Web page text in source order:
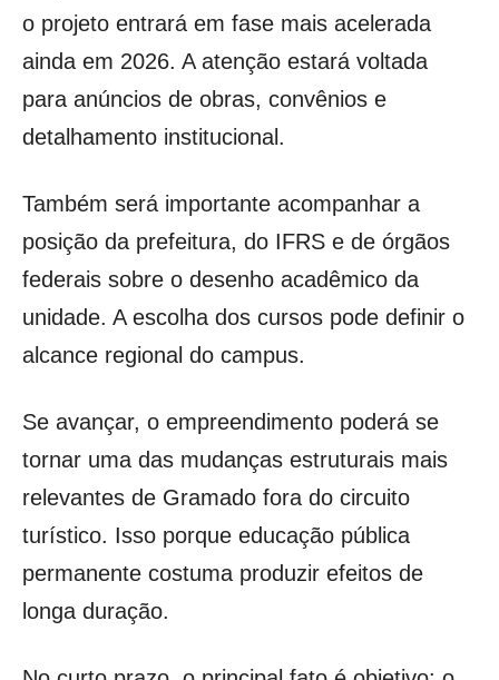
o projeto entrará em fase mais acelerada
ainda em 2026. A atenção estará voltada
para anúncios de obras, convênios e
detalhamento institucional.
Também será importante acompanhar a
posição da prefeitura, do IFRS e de órgãos
federais sobre o desenho acadêmico da
unidade. A escolha dos cursos pode definir o
alcance regional do campus.
Se avançar, o empreendimento poderá se
tornar uma das mudanças estruturais mais
relevantes de Gramado fora do circuito
turístico. Isso porque educação pública
permanente costuma produzir efeitos de
longa duração.